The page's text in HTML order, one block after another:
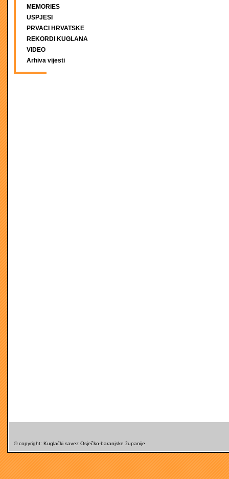
MEMORIES
USPJESI
PRVACI HRVATSKE
REKORDI KUGLANA
VIDEO
Arhiva vijesti
© copyright: Kuglački savez Osječko-baranjske županije